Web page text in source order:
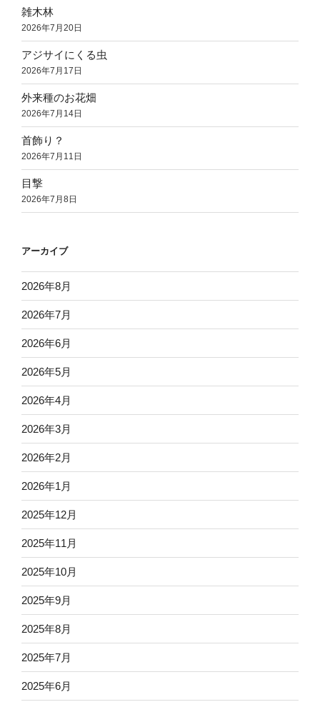
雑木林
2026年7月20日
アジサイにくる虫
2026年7月17日
外来種のお花畑
2026年7月14日
首飾り？
2026年7月11日
目撃
2026年7月8日
アーカイブ
2026年8月
2026年7月
2026年6月
2026年5月
2026年4月
2026年3月
2026年2月
2026年1月
2025年12月
2025年11月
2025年10月
2025年9月
2025年8月
2025年7月
2025年6月